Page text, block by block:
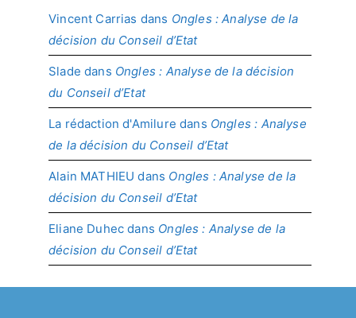
Vincent Carrias dans Ongles : Analyse de la
décision du Conseil d’Etat
Slade dans Ongles : Analyse de la décision
du Conseil d’Etat
La rédaction d'Amilure dans Ongles : Analyse
de la décision du Conseil d’Etat
Alain MATHIEU dans Ongles : Analyse de la
décision du Conseil d’Etat
Eliane Duhec dans Ongles : Analyse de la
décision du Conseil d’Etat